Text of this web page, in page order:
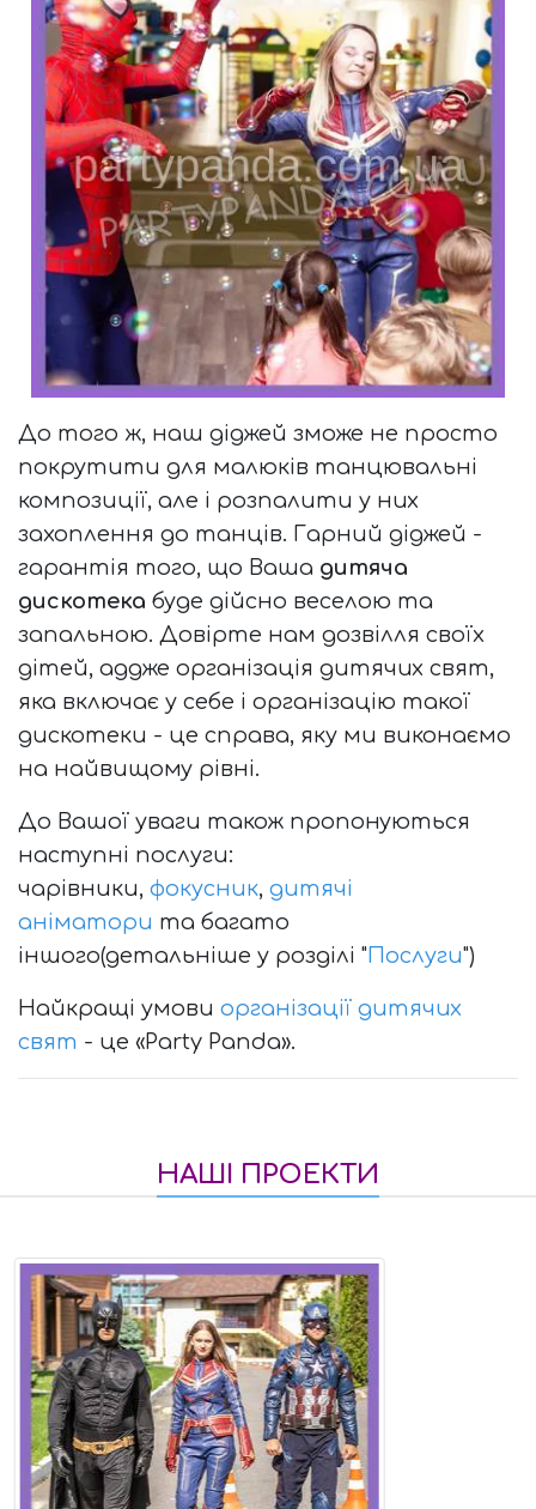
До того ж, наш діджей зможе не просто
покрутити для малюків танцювальні
композиції, але і розпалити у них
захоплення до танців. Гарний діджей -
гарантія того, що Ваша дитяча
дискотека буде дійсно веселою та
запальною. Довірте нам дозвілля своїх
дітей, аддже організація дитячих свят,
яка включає у себе і організацію такої
дискотеки - це справа, яку ми виконаємо
на найвищому рівні.
До Вашої уваги також пропонуються
наступні послуги:
чарівники, фокусник, дитячі
аніматори та багато
іншого(детальніше у розділі " Послуги")
Найкращі умови організації дитячих
свят - це «Party Panda».
НАШІ ПРОЕКТИ